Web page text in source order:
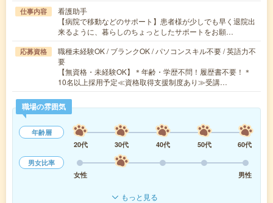
仕事内容
看護助手
【病院で移動などのサポート】患者様が少しでも早く退院出
来るように、暮らしのちょっとしたサポートをお願…
応募資格
職種未経験OK / ブランクOK / パソコンスキル不要 / 英語力不
要
【無資格・未経験OK】＊年齢・学歴不問！履歴書不要！＊
10名以上採用予定≪資格取得支援制度あり≫受講…
職場の雰囲気
年齢層
20代
30代 40代 50代
60代
男女比率
女性
男性
もっと見る